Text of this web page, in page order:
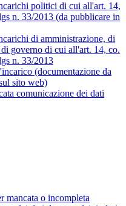
politici di cui all'art. 14,
n. 33/2013 (da pubblicare in
di amministrazione, di
governo di cui all'art. 14, co.
n. 33/2013
(documentazione da
sito web)
comunicazione dei dati
mancata o incompleta